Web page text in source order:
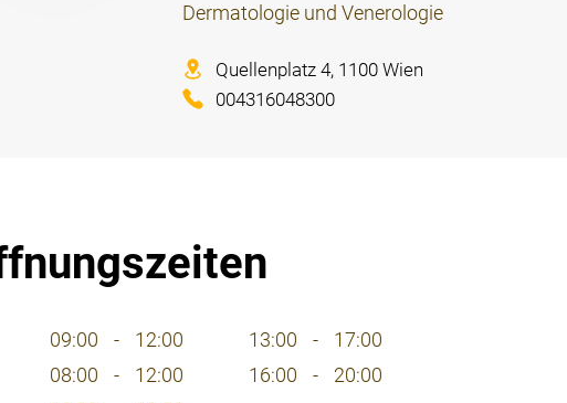
Dermatologie und Venerologie
Quellenplatz 4, 1100 Wien
004316048300
09:00 - 12:00 13:00 -
17:00
08:00 - 12:00 16:00 -
20:00